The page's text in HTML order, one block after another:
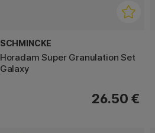
SCHMINCKE
Horadam Super Granulation Set
Galaxy
26.50 €